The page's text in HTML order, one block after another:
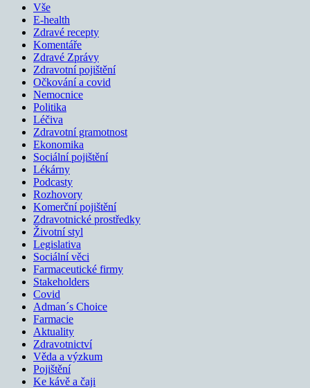
Vše
E-health
Zdravé recepty
Komentáře
Zdravé Zprávy
Zdravotní pojištění
Očkování a covid
Nemocnice
Politika
Léčiva
Zdravotní gramotnost
Ekonomika
Sociální pojištění
Lékárny
Podcasty
Rozhovory
Komerční pojištění
Zdravotnické prostředky
Životní styl
Legislativa
Sociální věci
Farmaceutické firmy
Stakeholders
Covid
Adman´s Choice
Farmacie
Aktuality
Zdravotnictví
Věda a výzkum
Pojištění
Ke kávě a čaji